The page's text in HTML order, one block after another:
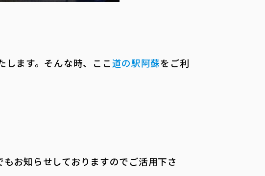
します。そんな時、ここ道の駅阿蘇をご利
もお知らせしておりますのでご活用下さ